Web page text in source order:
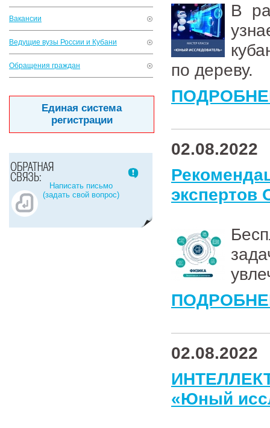
Вакансии
Ведущие вузы России и Кубани
Обращения граждан
Единая система
регистрации
Написать письмо
(задать свой вопрос)
В
по дереву.
02.08.2022
экспертов
02.08.2022
«Юный